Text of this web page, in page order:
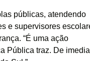
públicas, atendendo
e supervisores
“É uma ação
Pública traz. De